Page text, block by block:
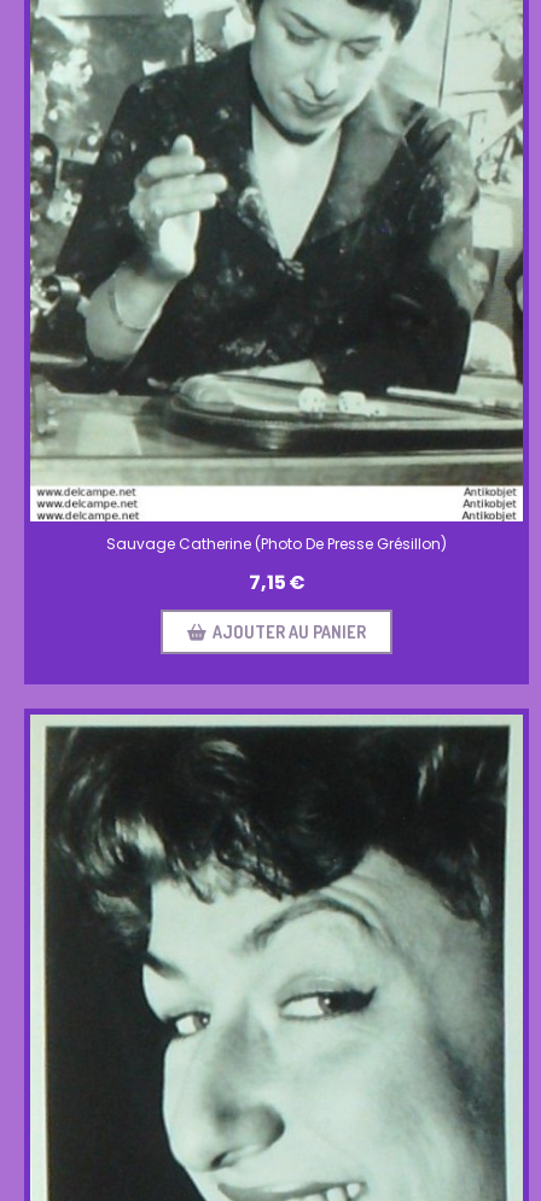
Sauvage Catherine (Photo De Presse Grésillon)
7,15€
AJOUTER AU PANIER